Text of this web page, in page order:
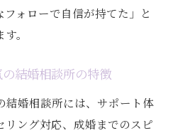
ォローで自信が持てた」と
。
結婚相談所の特徴
結婚相談所には、サポート体
ング対応、成婚までのスピ